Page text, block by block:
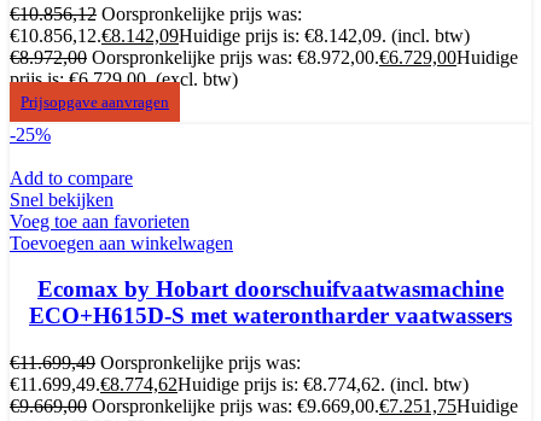
€10.856,12 Oorspronkelijke prijs was:
€10.856,12.€8.142,09Huidige prijs is: €8.142,09. (incl. btw)
€8.972,00 Oorspronkelijke prijs was: €8.972,00.€6.729,00Huidige
prijs is: €6.729,00. (excl. btw)
Prijsopgave aanvragen
-25%
Add to compare
Snel bekijken
Voeg toe aan favorieten
Toevoegen aan winkelwagen
Ecomax by Hobart doorschuifvaatwasmachine
ECO+H615D-S met waterontharder vaatwassers
€11.699,49 Oorspronkelijke prijs was:
€11.699,49.€8.774,62Huidige prijs is: €8.774,62. (incl. btw)
€9.669,00 Oorspronkelijke prijs was: €9.669,00.€7.251,75Huidige